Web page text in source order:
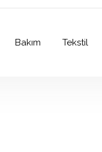
Bakım Tekstil